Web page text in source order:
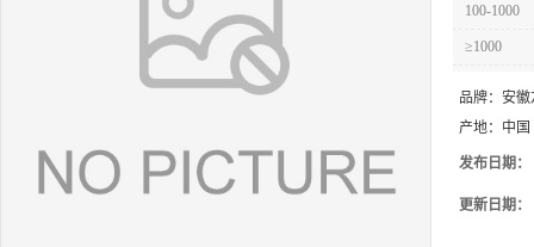
100-1000
≥1000
品牌： 安徽
产地： 中国
发布日期：
更新日期：